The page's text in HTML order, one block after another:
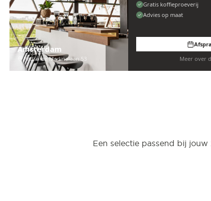
Amsterdam
Pedro de Medinalaan 53
Gratis koffieproeverij
Advies op maat
Meer over
Een selectie passend bij